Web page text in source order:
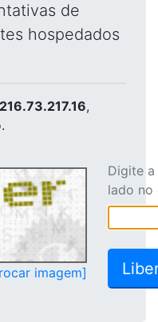
de
hospedados
216.73.217.16,
imagem]
Digite
lado no